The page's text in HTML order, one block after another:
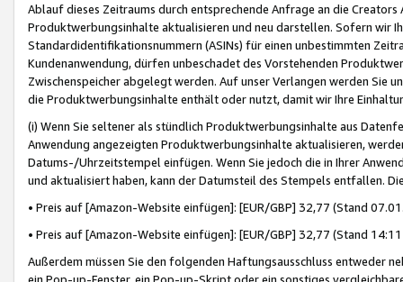
Ablauf dieses Zeitraums durch entsprechende Anfrage an die
Produktwerbungsinhalte aktualisieren und neu darstellen. Sofern wir
Standardidentifikationsnummern (ASINs) für einen unbestimmten
Kundenanwendung, dürfen unbeschadet des Vorstehenden
Zwischenspeicher abgelegt werden. Auf unser Verlangen werden Sie
die Produktwerbungsinhalte enthält oder nutzt, damit wir Ihre
(i) Wenn Sie seltener als stündlich Produktwerbungsinhalte aus
Anwendung angezeigten Produktwerbungsinhalte aktualisieren,
Datums-/Uhrzeitstempel einfügen. Wenn Sie jedoch die in Ihrer
und aktualisiert haben, kann der Datumsteil des Stempels entfallen.
• Preis auf [Amazon-Website einfügen]: [EUR/GBP] 32,77 (Stand
• Preis auf [Amazon-Website einfügen]: [EUR/GBP] 32,77 (Stand
Außerdem müssen Sie den folgenden Haftungsausschluss entweder
ein Pop-up-Fenster, ein Pop-up-Skript oder ein sonstiges